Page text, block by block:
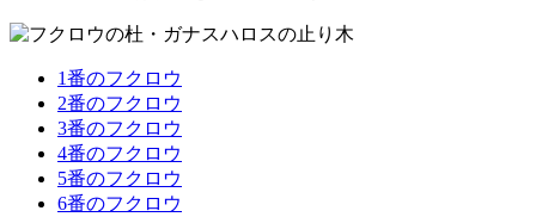
1番のフクロウ
2番のフクロウ
3番のフクロウ
4番のフクロウ
5番のフクロウ
6番のフクロウ